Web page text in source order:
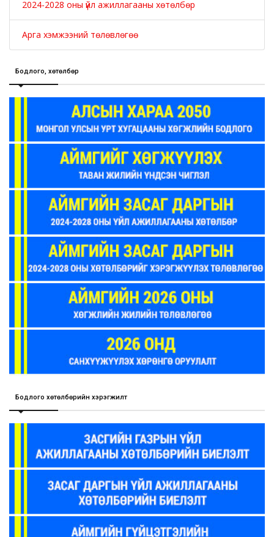
2024-2028 оны үйл ажиллагааны хөтөлбөр
Арга хэмжээний төлөвлөгөө
Бодлого, хөтөлбөр
Бодлого хөтөлбөрийн хэрэгжилт